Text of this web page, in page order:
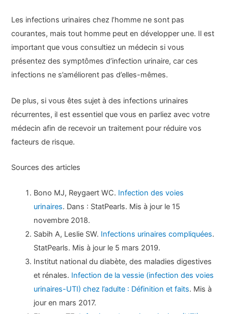
Les infections urinaires chez l’homme ne sont pas
courantes, mais tout homme peut en développer une. Il est
important que vous consultiez un médecin si vous
présentez des symptômes d’infection urinaire, car ces
infections ne s’améliorent pas d’elles-mêmes.
De plus, si vous êtes sujet à des infections urinaires
récurrentes, il est essentiel que vous en parliez avec votre
médecin afin de recevoir un traitement pour réduire vos
facteurs de risque.
Sources des articles
Bono MJ, Reygaert WC. Infection des voies
urinaires. Dans : StatPearls. Mis à jour le 15
novembre 2018.
Sabih A, Leslie SW. Infections urinaires compliquées.
StatPearls. Mis à jour le 5 mars 2019.
Institut national du diabète, des maladies digestives
et rénales. Infection de la vessie (infection des voies
urinaires-UTI) chez l’adulte : Définition et faits. Mis à
jour en mars 2017.